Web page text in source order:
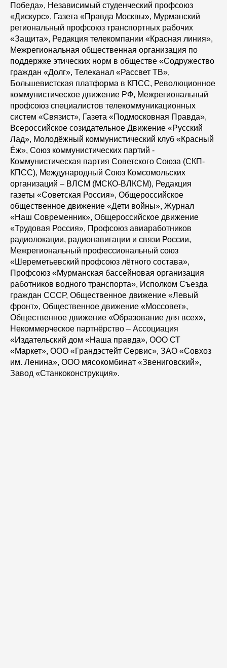
Победа», Независимый студенческий профсоюз
«Дискурс», Газета «Правда Москвы», Мурманский
региональный профсоюз транспортных рабочих
«Защита», Редакция телекомпании «Красная линия»,
Межрегиональная общественная организация по
поддержке этических норм в обществе «Содружество
граждан «Долг», Телеканал «Рассвет ТВ»,
Большевистская платформа в КПСС, Революционное
коммунистическое движение РФ, Межрегиональный
профсоюз специалистов телекоммуникационных
систем «Связист», Газета «Подмосковная Правда»,
Всероссийское созидательное Движение «Русский
Лад», Молодёжный коммунистический клуб «Красный
Ёж», Союз коммунистических партий -
Коммунистическая партия Советского Союза (СКП-
КПСС), Международный Союз Комсомольских
организаций – ВЛСМ (МСКО-ВЛКСМ), Редакция
газеты «Советская Россия», Общероссийское
общественное движение «Дети войны», Журнал
«Наш Современник», Общероссийское движение
«Трудовая Россия», Профсоюз авиаработников
радиолокации, радионавигации и связи России,
Межрегиональный профессиональный союз
«Шереметьевский профсоюз лётного состава»,
Профсоюз «Мурманская бассейновая организация
работников водного транспорта», Исполком Съезда
граждан СССР, Общественное движение «Левый
фронт», Общественное движение «Моссовет»,
Общественное движение «Образование для всех»,
Некоммерческое партнёрство – Ассоциация
«Издательский дом «Наша правда», ООО СТ
«Маркет», ООО «Грандэстейт Сервис», ЗАО «Совхоз
им. Ленина», ООО мясокомбинат «Звениговский»,
Завод «Станкоконструкция».